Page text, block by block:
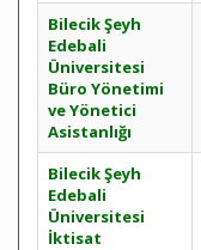
Bilecik Şeyh
Edebali
Üniversitesi
Büro Yönetimi
ve Yönetici
Asistanlığı
Bilecik Şeyh
Edebali
Üniversitesi
İktisat